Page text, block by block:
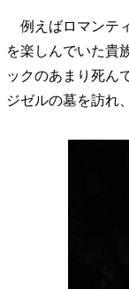
例えばロマンテ
を楽しんでいた貴
ックのあまり死ん
ジゼルの墓を訪れ